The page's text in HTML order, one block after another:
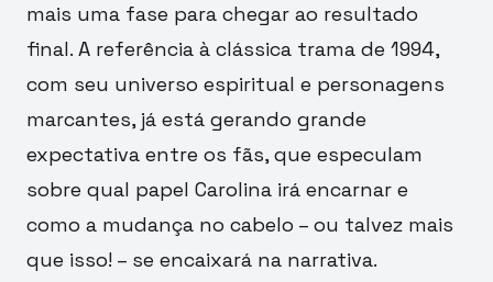
mais uma fase para chegar ao resultado
final. A referência à clássica trama de 1994,
com seu universo espiritual e personagens
marcantes, já está gerando grande
expectativa entre os fãs, que especulam
sobre qual papel Carolina irá encarnar e
como a mudança no cabelo – ou talvez mais
que isso! – se encaixará na narrativa.